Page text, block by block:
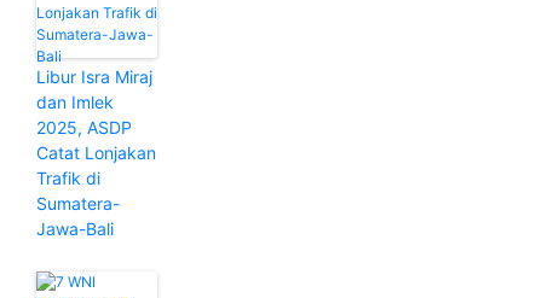
Libur Isra Miraj
dan Imlek
2025, ASDP
Catat Lonjakan
Trafik di
Sumatera-
Jawa-Bali